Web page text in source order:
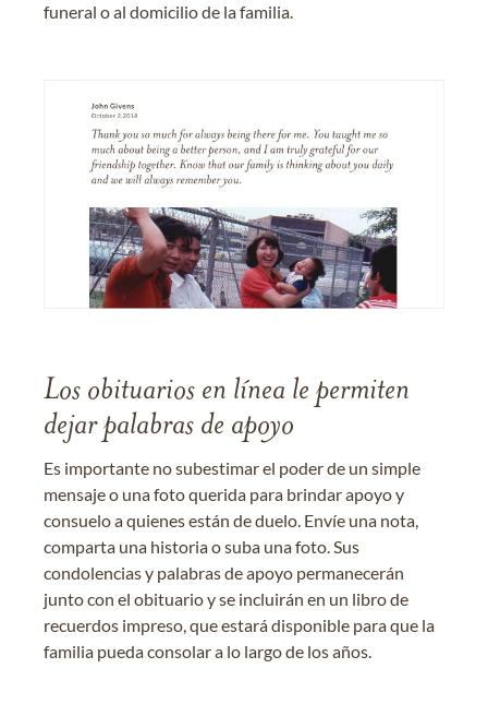
funeral o al domicilio de la familia.
Los obituarios en línea le permiten
dejar palabras de apoyo
Es importante no subestimar el poder de un simple
mensaje o una foto querida para brindar apoyo y
consuelo a quienes están de duelo. Envíe una nota,
comparta una historia o suba una foto. Sus
condolencias y palabras de apoyo permanecerán
junto con el obituario y se incluirán en un libro de
recuerdos impreso, que estará disponible para que la
familia pueda consolar a lo largo de los años.